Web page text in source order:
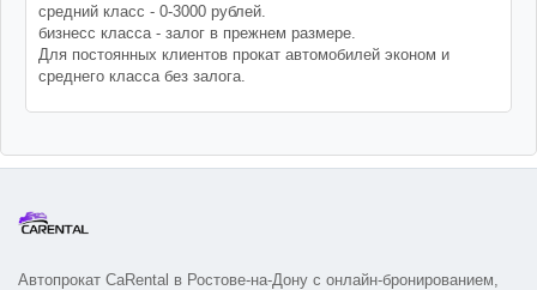
средний класс - 0-3000 рублей.
бизнесс класса - залог в прежнем размере.
Для постоянных клиентов прокат автомобилей эконом и
среднего класса без залога.
Автопрокат CaRental в Ростове-на-Дону с онлайн-бронированием,